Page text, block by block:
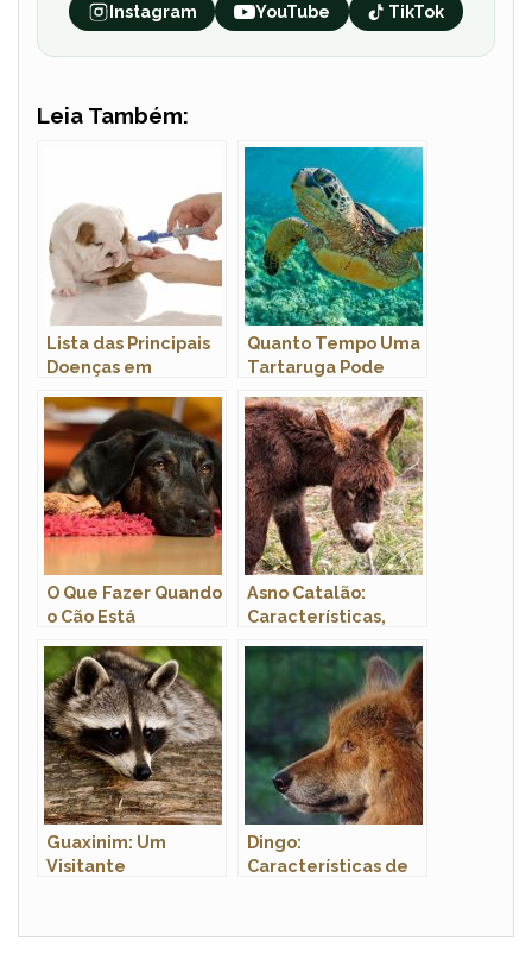
Instagram YouTube TikTok
Leia Também:
Lista das Principais
Doenças em
e Tratamento
Quanto Tempo Uma
Tartaruga Pode
D’Água?
O Que Fazer Quando
o Cão Está
Amarelo?
Asno Catalão:
Características,
Fotos
Guaxinim: Um
Visitante
Dingo:
Características de